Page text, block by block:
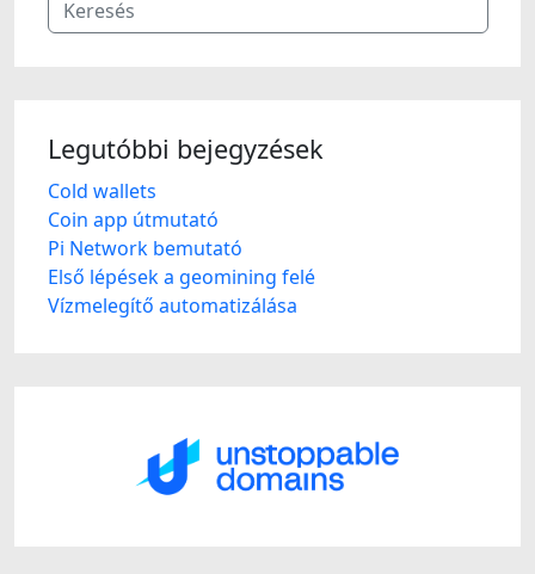
Legutóbbi bejegyzések
Cold wallets
Coin app útmutató
Pi Network bemutató
Első lépések a geomining felé
Vízmelegítő automatizálása